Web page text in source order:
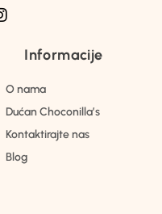
Informacije
O nama
Dućan Choconilla’s
Kontaktirajte nas
Blog